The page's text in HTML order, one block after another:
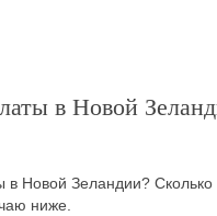
в Новой
в Новой Зеландии?
ниже.